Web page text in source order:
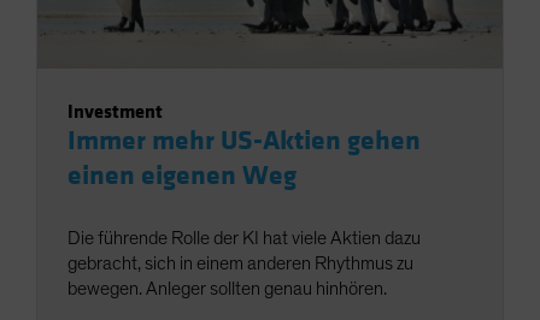
Investment
Immer mehr US-Aktien gehen
einen eigenen Weg
Die führende Rolle der KI hat viele Aktien dazu
gebracht, sich in einem anderen Rhythmus zu
bewegen. Anleger sollten genau hinhören.